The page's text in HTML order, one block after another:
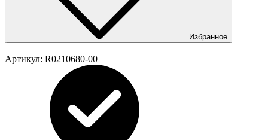
Избранное
Артикул: R0210680-00